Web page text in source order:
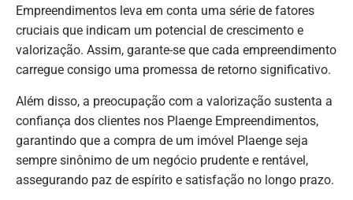
Empreendimentos leva em conta uma série de fatores
cruciais que indicam um potencial de crescimento e
valorização. Assim, garante-se que cada empreendimento
carregue consigo uma promessa de retorno significativo.
Além disso, a preocupação com a valorização sustenta a
confiança dos clientes nos Plaenge Empreendimentos,
garantindo que a compra de um imóvel Plaenge seja
sempre sinônimo de um negócio prudente e rentável,
assegurando paz de espírito e satisfação no longo prazo.